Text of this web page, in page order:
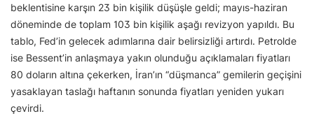
beklentisine karşın 23 bin kişilik düşüşle geldi; mayıs-haziran
döneminde de toplam 103 bin kişilik aşağı revizyon yapıldı. Bu
tablo, Fed’in gelecek adımlarına dair belirsizliği artırdı. Petrolde
ise Bessent’in anlaşmaya yakın olunduğu açıklamaları fiyatları
80 doların altına çekerken, İran’ın “düşmanca” gemilerin geçişini
yasaklayan taslağı haftanın sonunda fiyatları yeniden yukarı
çevirdi.